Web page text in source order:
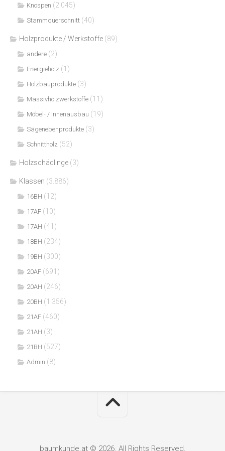
Knospen (2.045)
Stammquerschnitt (40)
Holzprodukte / Werkstoffe (89)
andere (2)
Energieholz (1)
Holzbauprodukte (3)
Massivholzwerkstoffe (11)
Möbel- / Innenausbau (19)
Sägenebenprodukte (3)
Schnittholz (52)
Holzschädlinge (3)
Klassen (3.886)
16BH (12)
17AF (10)
17AH (41)
18BH (234)
19BH (300)
20AF (691)
20AH (246)
20BH (1.356)
21AF (460)
21AH (3)
21BH (527)
Admin (8)
baumkunde.at © 2026. All Rights Reserved.